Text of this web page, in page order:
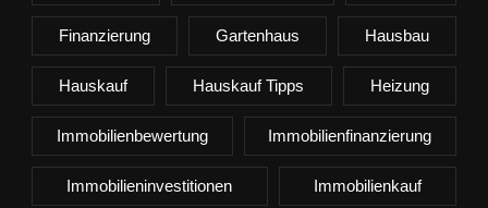
Finanzierung Gartenhaus Hausbau
Hauskauf Hauskauf Tipps Heizung
Immobilienbewertung Immobilienfinanzierung
Immobilieninvestitionen Immobilienkauf